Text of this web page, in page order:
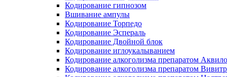
Кодирование гипнозом
Вшивание ампулы
Кодирование Торпедо
Кодирование Эспераль
Кодирование Двойной блок
Кодирование иглоукалыванием
Кодирование алкоголизма препаратом
Кодирование алкоголизма препаратом